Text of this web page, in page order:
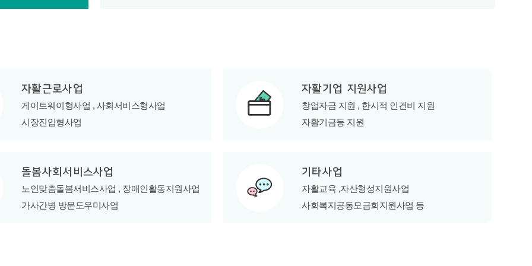
자활근로사업
게이트웨이형사업 , 사회서비스형사업
시장진입형사업
자활기업 지원사업
창업자금 지원 , 한시적 인건비 지원
자활기금등 지원
돌봄사회서비스사업
노인맞춤돌봄서비스사업 , 장애인활동지원사업
가사간병 방문도우미사업
기타사업
자활교육 ,자산형성지원사업
사회복지공동모금회지원사업 등